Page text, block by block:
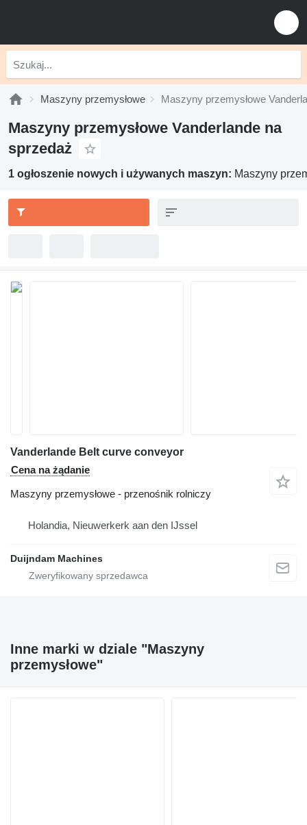
Maszyny przemysłowe Maszyny przemysłowe
Maszyny przemysłowe Vanderlande na
sprzedaż
1 ogłoszenie nowych i używanych maszyn: Maszyny
Vanderlande Belt curve conveyor
Cena na żądanie
Maszyny przemysłowe - przenośnik rolniczy
Holandia, Nieuwerkerk aan den IJssel
Duijndam Machines
Inne marki w dziale "Maszyny
przemysłowe"